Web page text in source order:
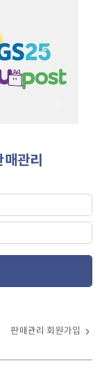
관리
판매관리 회원가입